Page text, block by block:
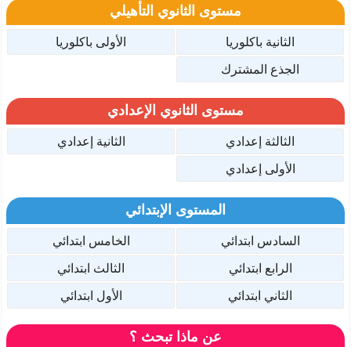
مستوى الثانوي التأهيلي
الثانية باكلوريا
الأولى باكلوريا
الجذع المشترك
مستوى الثانوي الإعدادي
الثالثة إعدادي
الثانية إعدادي
الأولى إعدادي
المستوى الإبتدائي
السادس ابتدائي
الخامس ابتدائي
الرابع ابتدائي
الثالث ابتدائي
الثاني ابتدائي
الأول ابتدائي
عن ماذا تبحث ؟